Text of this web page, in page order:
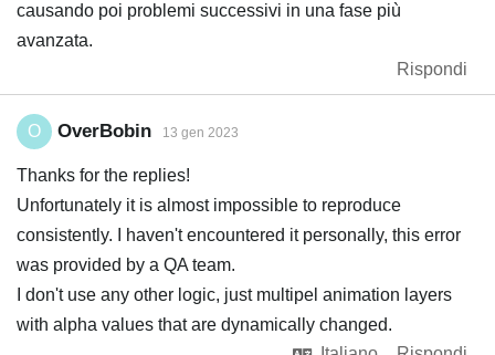
causando poi problemi successivi in una fase più
avanzata.
Rispondi
O OverBobin 13 gen 2023
Thanks for the replies!
Unfortunately it is almost impossible to reproduce
consistently. I haven't encountered it personally, this error
was provided by a QA team.
I don't use any other logic, just multipel animation layers
with alpha values that are dynamically changed.